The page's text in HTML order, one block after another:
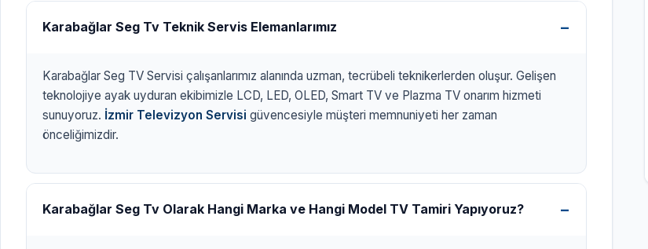
Karabağlar Seg Tv Teknik Servis Elemanlarımız
Karabağlar Seg TV Servisi çalışanlarımız alanında uzman, tecrübeli teknikerlerden oluşur. Gelişen
teknolojiye ayak uyduran ekibimizle LCD, LED, OLED, Smart TV ve Plazma TV onarım hizmeti
sunuyoruz. İzmir Televizyon Servisi güvencesiyle müşteri memnuniyeti her zaman
önceliğimizdir.
Karabağlar Seg Tv Olarak Hangi Marka ve Hangi Model TV Tamiri Yapıyoruz?